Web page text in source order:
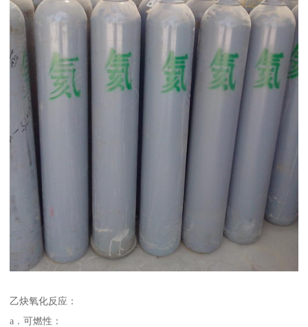
乙炔氧化反应：
a．可燃性：